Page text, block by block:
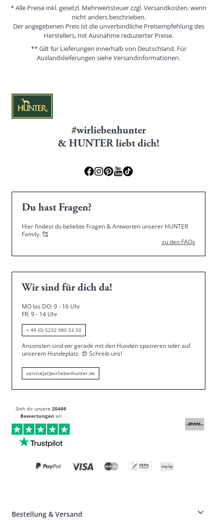
* Alle Preise inkl. gesetzl. Mehrwertsteuer zzgl. Versandkosten, wenn
nicht anders beschrieben.
Der angegebenen Preis ist die unverbindliche Preisempfehlung des
Herstellers, mit Ausnahme reduzierter Preise.
** Gilt für Lieferungen innerhalb von Deutschland. Für
Auslandslieferungen sieheVersandinformationen.
#wirliebenhunter
& HUNTER liebt dich!
Du hast Fragen?
Hier findest du beliebte Fragen & Antworten unserer HUNTER
Family.🥰
zu den FAQs
Wir sind für dich da!
MO bis DO: 9 - 16 Uhr
FR: 9 - 14 Uhr
+ 49 (0) 5232 980 53 50
Ansonsten sind wir gerade mit den Hunden spazieren oder auf
unserem Hundeplatz. 😍 Schreib uns!
service[at]wirliebenhunter.de
Sieh dir unsere 20466
Bewertungen an
Bestellung & Versand